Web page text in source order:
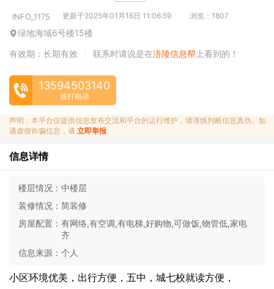
INFO_1175 更新于2025年01月16日 11:06:59 浏览：1807
绿地海域6号楼15楼
有效期：长期有效
联系时请说是在涪陵信息帮 上看到的！
13594503140
拨打电话
声明：本平台仅提供信息发布交流和平台的运行维护，请谨慎判断信息真伪。如
遇虚假诈骗信息，请 立即举报
信息详情
楼层情况： 中楼层
装修情况： 简装修
房屋配置： 有网络,有空调,有电梯,好购物,可做饭,物管低,家电
齐
信息来源： 个人
小区环境优美，出行方便，五中，城七校就读方便，